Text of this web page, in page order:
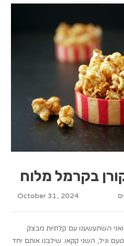
בקרמל מלוח
October 31, 2024
השתעשענו עם קלתיות מבצק
וניל, השני קקאו. שילבנו אותם יחד